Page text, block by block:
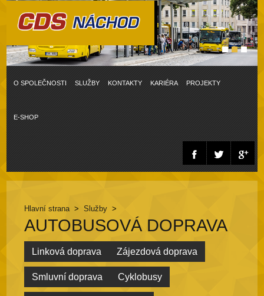
O SPOLEČNOSTI SLUŽBY KONTAKTY KARIÉRA PROJEKTY
E-SHOP
Hlavní strana >Služby >
AUTOBUSOVÁ DOPRAVA
Linková doprava Zájezdová doprava
Smluvní doprava Cyklobusy